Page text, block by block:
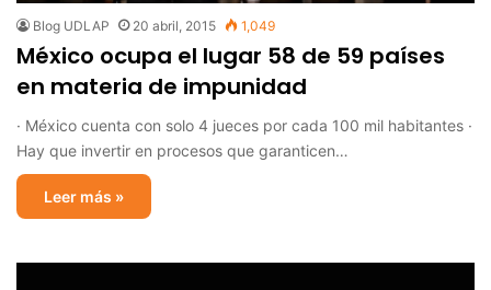
Blog UDLAP 20 abril, 2015 1,049
México ocupa el lugar 58 de 59 países
en materia de impunidad
· México cuenta con solo 4 jueces por cada 100 mil habitantes ·
Hay que invertir en procesos que garanticen…
Leer más »